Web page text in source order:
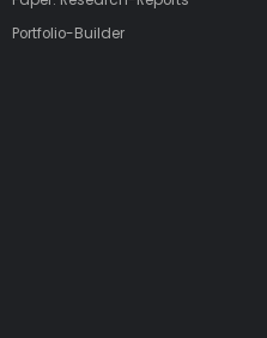
Portfolio-Builder